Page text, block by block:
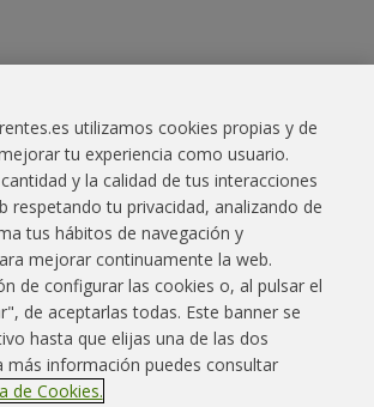
Contacto Aviso legal
Política privacidad Mapa web
utilizamos cookies propias y de
tu experiencia como usuario.
y la calidad de tus interacciones
respetando tu privacidad, analizando de
tus hábitos de navegación y
mejorar continuamente la web.
de configurar las cookies o, al pulsar el
de aceptarlas todas. Este banner se
hasta que elijas una de las dos
más información puedes consultar
de Cookies.